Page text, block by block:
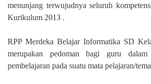
menunjang terwujudnya seluruh
Kurikulum 2013 .
RPP Merdeka Belajar Informatika SD
merupakan pedoman bagi guru dalam
pembelajaran pada suatu mata pelajaran/